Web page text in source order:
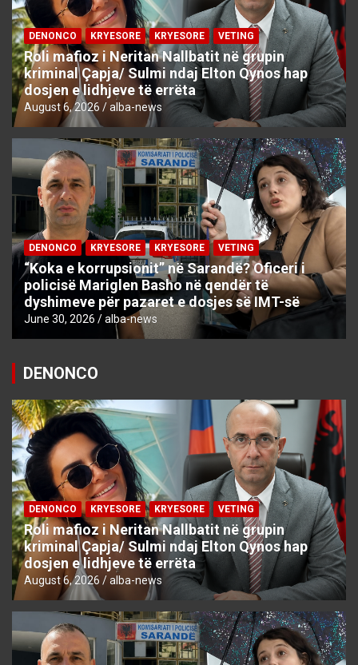
DENONCO KRYESORE KRYESORE VETING
Roli mafioz i Neritan Nallbatit në grupin
kriminal Çapja/ Sulmi ndaj Elton Qynos hap
dosjen e lidhjeve të errëta
August 6, 2026 alba-news
DENONCO KRYESORE KRYESORE VETING
“Koka e korrupsionit” në Sarandë? Oficeri i
policisë Mariglen Basho në qendër të
dyshimeve për pazaret e dosjes së IMT-së
June 30, 2026 alba-news
DENONCO
DENONCO KRYESORE KRYESORE VETING
Roli mafioz i Neritan Nallbatit në grupin
kriminal Çapja/ Sulmi ndaj Elton Qynos hap
dosjen e lidhjeve të errëta
August 6, 2026 alba-news